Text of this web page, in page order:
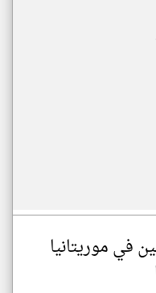
في موريتانيا